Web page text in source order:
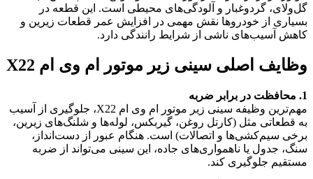
گل‌ولای، گردوغبار و آلودگی‌های محیطی است. این قطعه در
بسیاری از خودروها نقش مهمی در افزایش عمر قطعات زیرین و
کاهش آسیب‌های ناشی از شرایط رانندگی دارد.
وظایف اصلی سینی زیر موتور ام وی ام X22
1. محافظت در برابر ضربه
مهم‌ترین وظیفه سینی زیر موتور ام وی ام X22، جلوگیری از آسیب
به قطعاتی مثل (کارتل روغن، گیربکس، لوله‌ها و شلنگ‌های زیرین،
برخی سیم‌کشی‌ها و اتصالات) است. هنگام عبور از دست‌انداز،
سنگ، جدول یا ناهمواری‌های جاده، این سینی می‌تواند از ضربه
مستقیم جلوگیری کند.